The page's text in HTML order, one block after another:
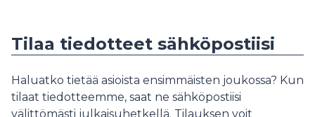
Tilaa tiedotteet sähköpostiisi
Haluatko tietää asioista ensimmäisten joukossa? Kun
tilaat tiedotteemme, saat ne sähköpostiisi
välittömästi julkaisuhetkellä. Tilauksen voit